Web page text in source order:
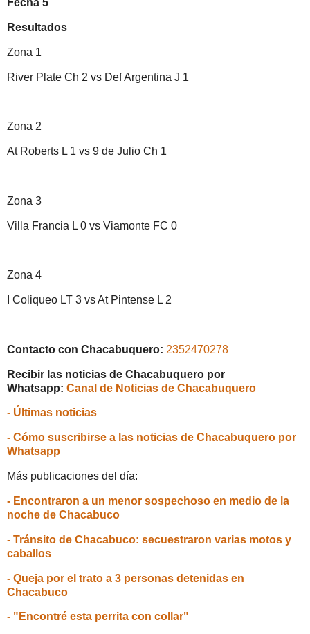
Fecha 5
Resultados
Zona 1
River Plate Ch 2 vs Def Argentina J 1
Zona 2
At Roberts L 1 vs 9 de Julio Ch 1
Zona 3
Villa Francia L 0 vs Viamonte FC 0
Zona 4
I Coliqueo LT 3 vs At Pintense L 2
Contacto con Chacabuquero: 2352470278
Recibir las noticias de Chacabuquero por
Whatsapp: Canal de Noticias de Chacabuquero
- Últimas noticias
- Cómo suscribirse a las noticias de Chacabuquero por
Whatsapp
Más publicaciones del día:
- Encontraron a un menor sospechoso en medio de la
noche de Chacabuco
- Tránsito de Chacabuco: secuestraron varias motos y
caballos
- Queja por el trato a 3 personas detenidas en
Chacabuco
- "Encontré esta perrita con collar"